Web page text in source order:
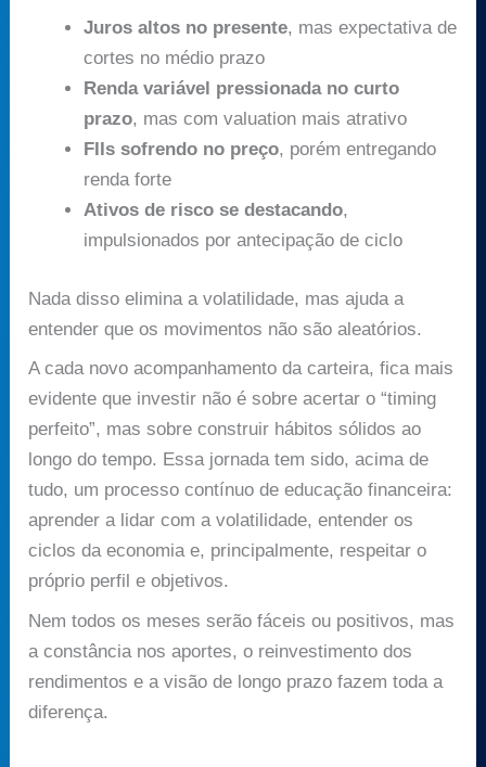
Juros altos no presente, mas expectativa de
cortes no médio prazo
Renda variável pressionada no curto
prazo, mas com valuation mais atrativo
FIIs sofrendo no preço, porém entregando
renda forte
Ativos de risco se destacando,
impulsionados por antecipação de ciclo
Nada disso elimina a volatilidade, mas ajuda a
entender que os movimentos não são aleatórios.
A cada novo acompanhamento da carteira, fica mais
evidente que investir não é sobre acertar o “timing
perfeito”, mas sobre construir hábitos sólidos ao
longo do tempo. Essa jornada tem sido, acima de
tudo, um processo contínuo de educação financeira:
aprender a lidar com a volatilidade, entender os
ciclos da economia e, principalmente, respeitar o
próprio perfil e objetivos.
Nem todos os meses serão fáceis ou positivos, mas
a constância nos aportes, o reinvestimento dos
rendimentos e a visão de longo prazo fazem toda a
diferença.